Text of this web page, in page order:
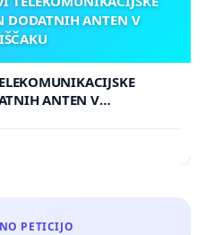
DODATNIH ANTEN V
ANTEN V
PETICIJO